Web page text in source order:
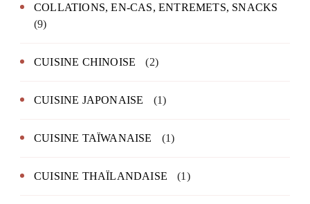
COLLATIONS, EN-CAS, ENTREMETS, SNACKS
(9)
CUISINE CHINOISE (2)
CUISINE JAPONAISE (1)
CUISINE TAÏWANAISE (1)
CUISINE THAÏLANDAISE (1)